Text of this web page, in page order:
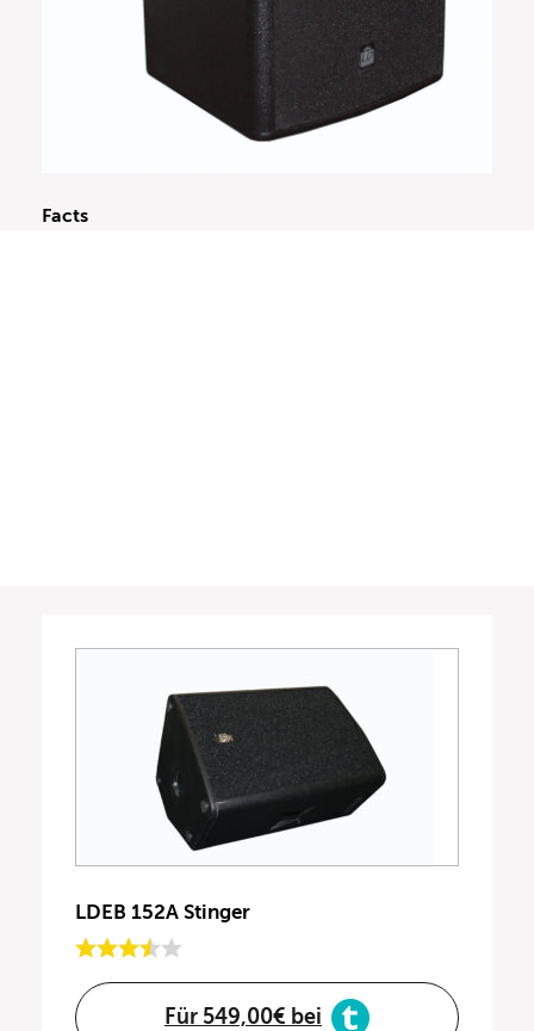
Facts
LDEB 152A Stinger
Für 549,00€ bei